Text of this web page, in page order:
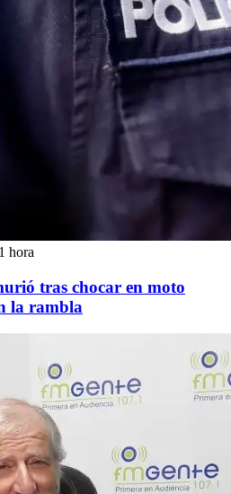
hora
tras chocar en moto
la rambla